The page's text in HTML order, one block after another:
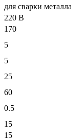
для сварки металла
220 В
170
5
5
25
60
0.5
15
15